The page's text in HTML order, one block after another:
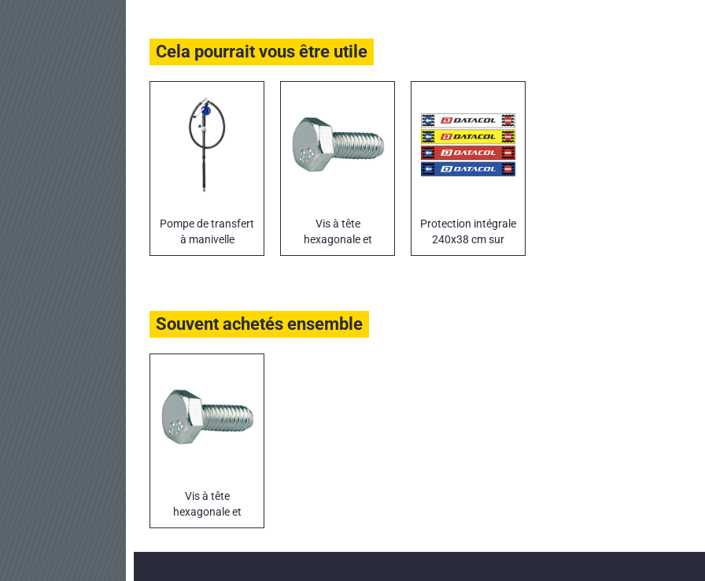
Cela pourrait vous être utile
Pompe de transfert
à manivelle
Vis à tête
hexagonale et
filetage complet
Protection intégrale
240x38 cm sur
mesure pour les
Souvent achetés ensemble
Vis à tête
hexagonale et
filetage complet